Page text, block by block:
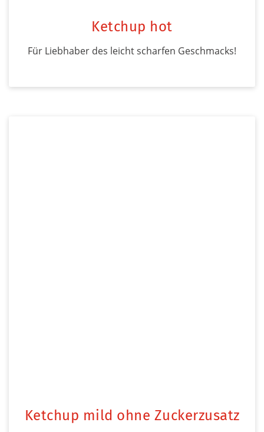
Ketchup hot
Für Liebhaber des leicht scharfen Geschmacks!
Ketchup mild ohne Zuckerzusatz